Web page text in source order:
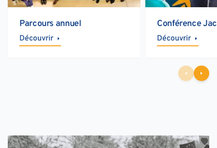
Parcours annuel
Découvrir
Conférence
Découvrir